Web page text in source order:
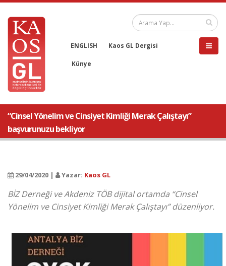
ENGLISH Kaos GL Dergisi
Künye
“Cinsel Yönelim ve Cinsiyet Kimliği Merak Çalıştayı”
başvurunuzu bekliyor
29/04/2020 | Yazar: Kaos GL
BİZ Derneği ve Akdeniz TÖB dijital ortamda “Cinsel
Yönelim ve Cinsiyet Kimliği Merak Çalıştayı” düzenliyor.